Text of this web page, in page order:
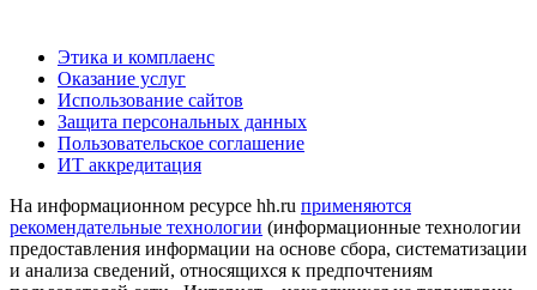
Этика и комплаенс
Оказание услуг
Использование сайтов
Защита персональных данных
Пользовательское соглашение
ИТ аккредитация
На информационном ресурсе hh.ru применяются
рекомендательные технологии (информационные технологии
предоставления информации на основе сбора, систематизации
и анализа сведений, относящихся к предпочтениям